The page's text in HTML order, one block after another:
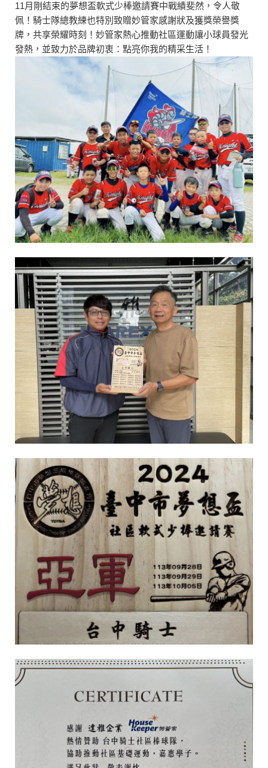
11月剛結束的夢想盃軟式少棒邀請賽中戰績斐然，令人敬
佩！騎士隊總教練也特別致贈妙管家感謝狀及獲獎榮譽獎
牌，共享榮耀時刻！妙管家熱心推動社區運動讓小球員發光
發熱，並致力於品牌初衷：點亮你我的精采生活！